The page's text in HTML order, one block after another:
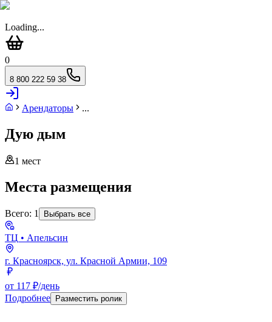
Loading...
0
8 800 222 59 38
Арендаторы ...
Дую дым
1 мест
Места размещения
Всего: 1 Выбрать все
ТЦ • Апельсин
г. Красноярск, ул. Красной Армии, 109
от 117 ₽/день
Подробнее Разместить ролик